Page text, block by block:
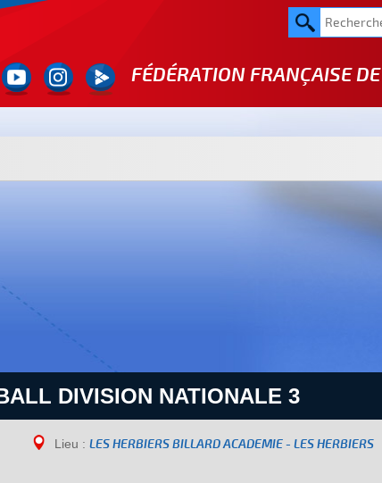
FÉDÉRATION FRANÇAISE DE
DIVISION NATIONALE 3
Lieu : LES HERBIERS BILLARD ACADEMIE - LES HERBIERS